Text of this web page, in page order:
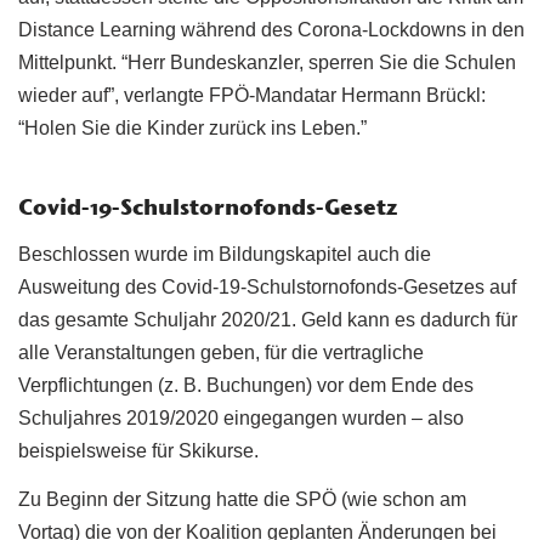
Distance Learning während des Corona-Lockdowns in den
Mittelpunkt. “Herr Bundeskanzler, sperren Sie die Schulen
wieder auf”, verlangte FPÖ-Mandatar Hermann Brückl:
“Holen Sie die Kinder zurück ins Leben.”
Covid-19-Schulstornofonds-Gesetz
Beschlossen wurde im Bildungskapitel auch die
Ausweitung des Covid-19-Schulstornofonds-Gesetzes auf
das gesamte Schuljahr 2020/21. Geld kann es dadurch für
alle Veranstaltungen geben, für die vertragliche
Verpflichtungen (z. B. Buchungen) vor dem Ende des
Schuljahres 2019/2020 eingegangen wurden – also
beispielsweise für Skikurse.
Zu Beginn der Sitzung hatte die SPÖ (wie schon am
Vortag) die von der Koalition geplanten Änderungen bei